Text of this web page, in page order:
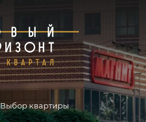
Выбор квартиры